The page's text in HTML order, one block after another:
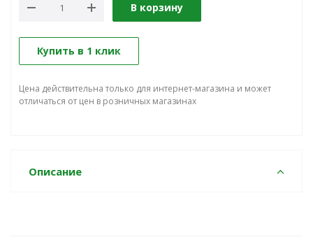
В корзину
Купить в 1 клик
Цена действительна только для интернет-магазина и может
отличаться от цен в розничных магазинах
Описание